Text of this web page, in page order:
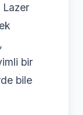
Lazer
bir
bile